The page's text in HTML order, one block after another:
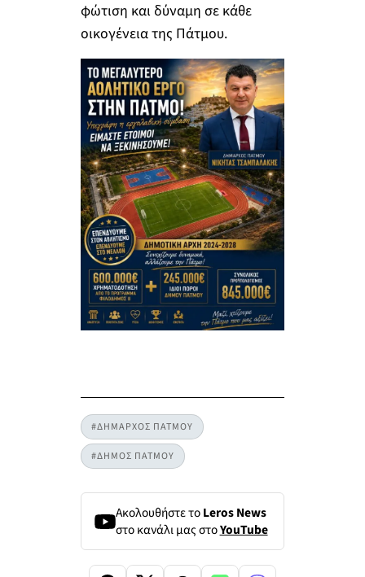
φώτιση και δύναμη σε κάθε
οικογένεια της Πάτμου.
#ΔΗΜΑΡΧΟΣ ΠΑΤΜΟΥ
#ΔΗΜΟΣ ΠΑΤΜΟΥ
Ακολουθήστε τοLeros News
στο κανάλι μας στοYouTube